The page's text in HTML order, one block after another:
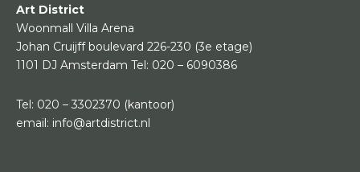
Art District
Woonmall Villa Arena
Johan Cruijff boulevard 226-230 (3e etage)
1101 DJ Amsterdam Tel: 020 – 6090386
Tel: 020 – 3302370 (kantoor)
email: info@artdistrict.nl